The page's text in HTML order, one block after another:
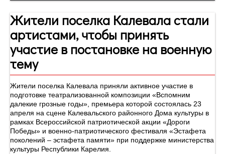
Жители поселка Калевала стали
артистами, чтобы принять
участие в постановке на военную
тему
Жители поселка Калевала приняли активное участие в
подготовке театрализованной композиции «Вспомним
далекие грозные годы», премьера которой состоялась 23
апреля на сцене Калевальского районного Дома культуры в
рамках Всероссийской патриотической акции «Дороги
Победы» и военно-патриотического фестиваля «Эстафета
поколений – эстафета памяти» при поддержке министерства
культуры Республики Карелия.